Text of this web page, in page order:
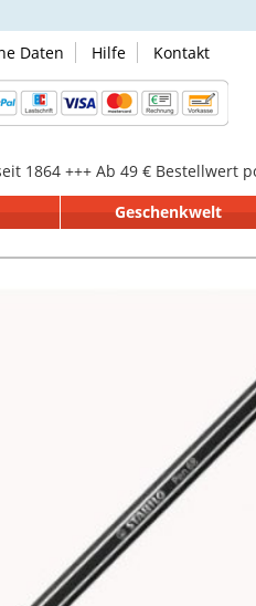
Daten Hilfe Kontakt
1864 +++ Ab 49 € Bestellwert
Geschenkwelt